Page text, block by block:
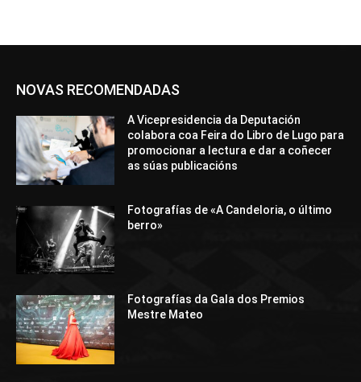
NOVAS RECOMENDADAS
A Vicepresidencia da Deputación
colabora coa Feira do Libro de Lugo para
promocionar a lectura e dar a coñecer
as súas publicacións
Fotografías de «A Candeloria, o último
berro»
Fotografías da Gala dos Premios
Mestre Mateo